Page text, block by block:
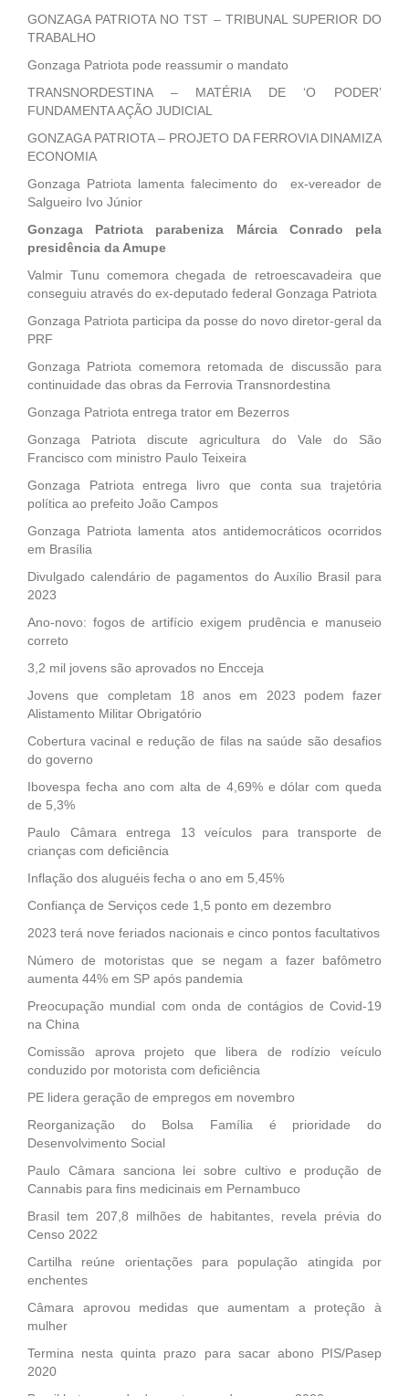
GONZAGA PATRIOTA NO TST – TRIBUNAL SUPERIOR DO
TRABALHO
Gonzaga Patriota pode reassumir o mandato
TRANSNORDESTINA – MATÉRIA DE ‘O PODER’
FUNDAMENTA AÇÃO JUDICIAL
GONZAGA PATRIOTA – PROJETO DA FERROVIA DINAMIZA
ECONOMIA
Gonzaga Patriota lamenta falecimento do ex-vereador de
Salgueiro Ivo Júnior
Gonzaga Patriota parabeniza Márcia Conrado pela
presidência da Amupe
Valmir Tunu comemora chegada de retroescavadeira que
conseguiu através do ex-deputado federal Gonzaga Patriota
Gonzaga Patriota participa da posse do novo diretor-geral da
PRF
Gonzaga Patriota comemora retomada de discussão para
continuidade das obras da Ferrovia Transnordestina
Gonzaga Patriota entrega trator em Bezerros
Gonzaga Patriota discute agricultura do Vale do São
Francisco com ministro Paulo Teixeira
Gonzaga Patriota entrega livro que conta sua trajetória
política ao prefeito João Campos
Gonzaga Patriota lamenta atos antidemocráticos ocorridos
em Brasília
Divulgado calendário de pagamentos do Auxílio Brasil para
2023
Ano-novo: fogos de artifício exigem prudência e manuseio
correto
3,2 mil jovens são aprovados no Encceja
Jovens que completam 18 anos em 2023 podem fazer
Alistamento Militar Obrigatório
Cobertura vacinal e redução de filas na saúde são desafios
do governo
Ibovespa fecha ano com alta de 4,69% e dólar com queda
de 5,3%
Paulo Câmara entrega 13 veículos para transporte de
crianças com deficiência
Inflação dos aluguéis fecha o ano em 5,45%
Confiança de Serviços cede 1,5 ponto em dezembro
2023 terá nove feriados nacionais e cinco pontos facultativos
Número de motoristas que se negam a fazer bafômetro
aumenta 44% em SP após pandemia
Preocupação mundial com onda de contágios de Covid-19
na China
Comissão aprova projeto que libera de rodízio veículo
conduzido por motorista com deficiência
PE lidera geração de empregos em novembro
Reorganização do Bolsa Família é prioridade do
Desenvolvimento Social
Paulo Câmara sanciona lei sobre cultivo e produção de
Cannabis para fins medicinais em Pernambuco
Brasil tem 207,8 milhões de habitantes, revela prévia do
Censo 2022
Cartilha reúne orientações para população atingida por
enchentes
Câmara aprovou medidas que aumentam a proteção à
mulher
Termina nesta quinta prazo para sacar abono PIS/Pasep
2020